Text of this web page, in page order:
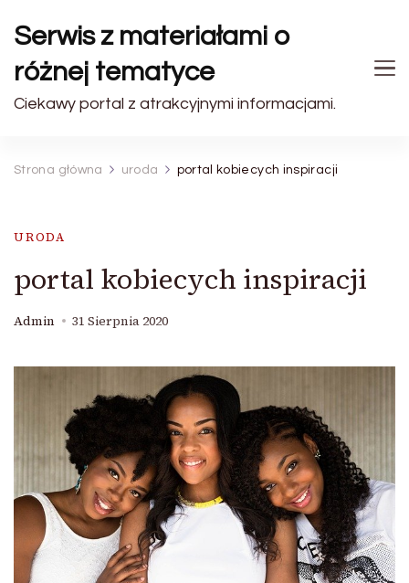
Serwis z materiałami o
różnej tematyce
Ciekawy portal z atrakcyjnymi informacjami.
Strona główna uroda portal kobiecych inspiracji
URODA
portal kobiecych inspiracji
Admin 31 Sierpnia 2020